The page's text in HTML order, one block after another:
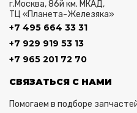
г.Москва, 86й км. МКАД,
ТЦ «Планета-Железяка»
+7 495 664 33 31
+7 929 919 53 13
+7 965 201 72 70
СВЯЗАТЬСЯ С НАМИ
Помогаем в подборе